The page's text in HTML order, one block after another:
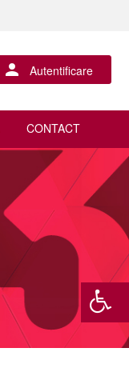
Autentificare
CONTACT